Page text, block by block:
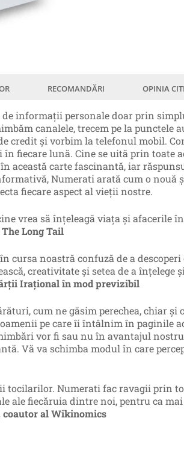
RECOMANDĂRI OPINIA
informaţii personale doar prin
canalele, trecem pe la punctele
credit şi vorbim la telefonul mobil.
fiecare lună. Cine se uită prin toate
această carte fascinantă, iar
Numerati arată cum o nouă
fiecare aspect al vieţii nostre.
vrea să înţeleagă viaţa şi afacerile în
Long Tail
cursa noastră confuză de a
creativitate şi setea de a
Iraţional în mod previzibil
cum ne găsim perechea, chiar
pe care îi întâlnim în paginile
vor fi sau nu în avantajul
Vă va schimba modul în care
tocilarilor. Numerati fac ravagii prin
ale fiecăruia dintre noi, pentru ca
coautor al Wikinomics